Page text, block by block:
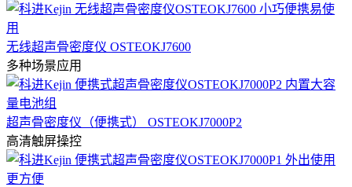
无线超声骨密度仪 OSTEOKJ7600
多种场景应用
超声骨密度仪（便携式） OSTEOKJ7000P2
高清触屏操控